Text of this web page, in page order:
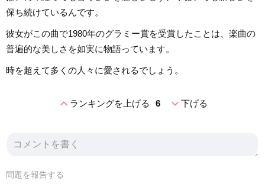
保ち続けているんです。
彼女がこの曲で1980年のグラミー賞を受賞したことは、楽曲の
普遍的な美しさを如実に物語っています。
時を超えて多くの人々に愛されるでしょう。
expand_lessランキングを上げる 6 expand_more下げる
問題を報告する